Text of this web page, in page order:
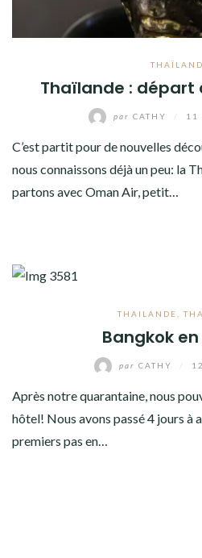
Thaïlande : départ
par CATHY 11
C’est partit pour de nouvelles
nous connaissons déjà un peu: la
partons avec Oman Air, petit…
THAILANDE ,
Bangkok
par CATHY
Après notre quarantaine, nous
hôtel! Nous avons passé 4 jours à
premiers pas en…